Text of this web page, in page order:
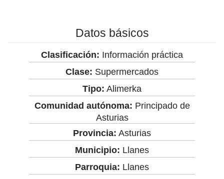
Datos básicos
Clasificación: Información práctica
Clase: Supermercados
Tipo: Alimerka
Comunidad autónoma: Principado de
Asturias
Provincia: Asturias
Municipio: Llanes
Parroquia: Llanes